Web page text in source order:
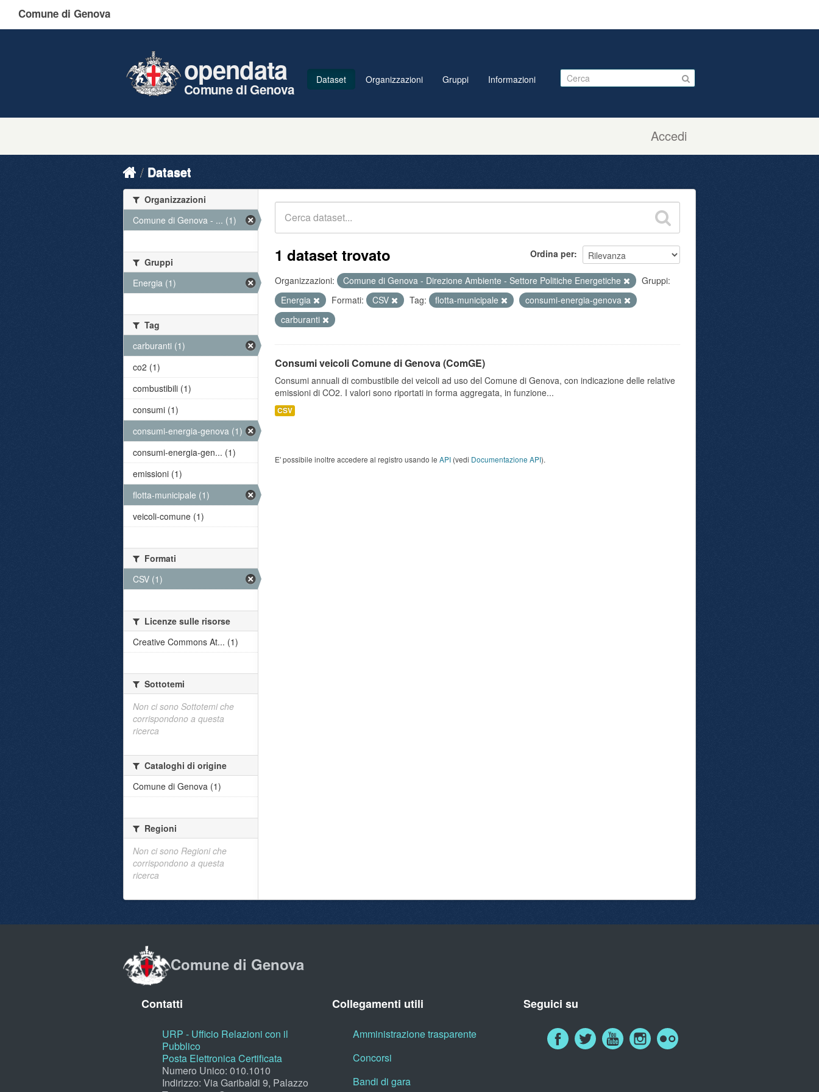
Comune di Genova
Accedi
opendata
Comune di Genova
Dataset Organizzazioni Gruppi Informazioni
Dataset
Ordina per
1 dataset trovato
Organizzazioni: Comune di Genova - Direzione Ambiente - Settore Politiche Energetiche
Gruppi:
Energia
Formati: CSV Tag: flotta-municipale
consumi-energia-genova
carburanti
Consumi veicoli Comune di Genova (ComGE)
Consumi annuali di combustibile dei veicoli ad uso del Comune di Genova, con indicazione delle relative
emissioni di CO2. I valori sono riportati in forma aggregata, in funzione...
CSV
E' possibile inoltre accedere al registro usando le API (vedi Documentazione API).
Organizzazioni
Comune di Genova - ... (1)
Gruppi
Energia (1)
Tag
carburanti (1)
co2 (1)
combustibili (1)
consumi (1)
consumi-energia-genova (1)
consumi-energia-gen... (1)
emissioni (1)
flotta-municipale (1)
veicoli-comune (1)
Formati
CSV (1)
Licenze sulle risorse
Creative Commons At... (1)
Sottotemi
Non ci sono Sottotemi che
corrispondono a questa
ricerca
Cataloghi di origine
Comune di Genova (1)
Regioni
Non ci sono Regioni che
corrispondono a questa
ricerca
Comune di Genova
Contatti
URP - Ufficio Relazioni con il
Pubblico
Posta Elettronica Certificata
Numero Unico: 010.1010
Indirizzo: Via Garibaldi 9, Palazzo
Collegamenti utili
Amministrazione trasparente
Concorsi
Bandi di gara
Seguici su